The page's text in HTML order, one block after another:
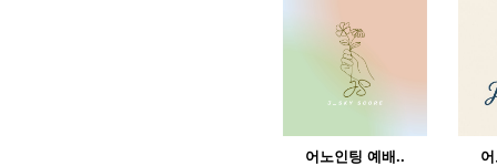
어노인팅 예배..